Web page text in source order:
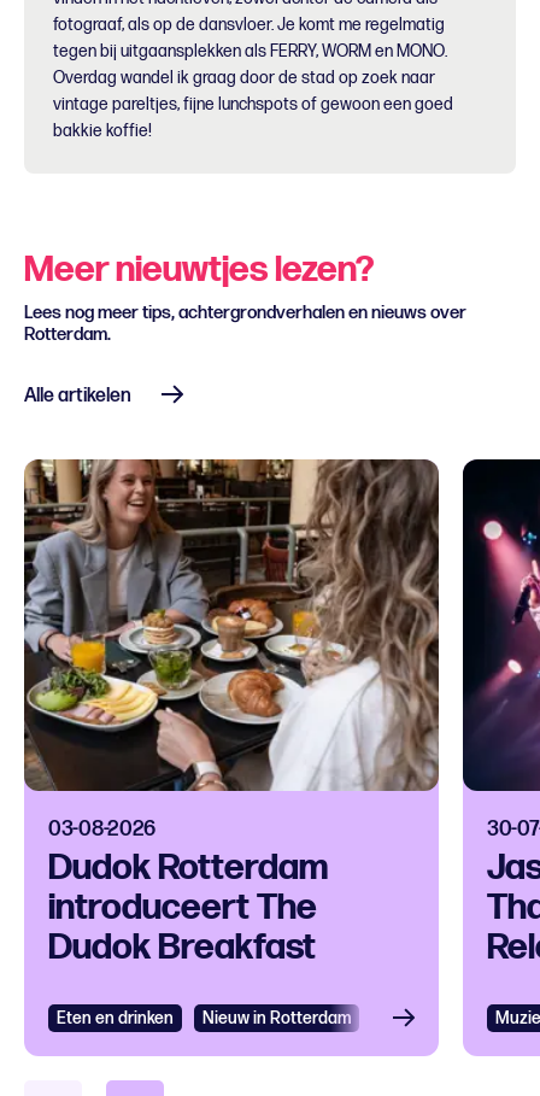
fotograaf, als op de dansvloer. Je komt me regelmatig
tegen bij uitgaansplekken als FERRY, WORM en MONO.
Overdag wandel ik graag door de stad op zoek naar
vintage pareltjes, fijne lunchspots of gewoon een goed
bakkie koffie!
Meer nieuwtjes lezen?
Lees nog meer tips, achtergrondverhalen en nieuws over
Rotterdam.
Alle artikelen
03-08-2026
Dudok Rotterdam
introduceert The
Dudok Breakfast
Eten en drinken Nieuw in Rotterdam
30-
Bekijken